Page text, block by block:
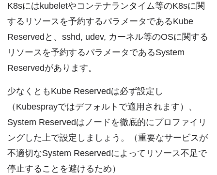
K8sにはkubeletやコンテナランタイム等のK8sに関
するリソースを予約するパラメータであるKube
Reservedと、sshd, udev, カーネル等のOSに関する
リソースを予約するパラメータであるSystem
Reservedがあります。
少なくともKube Reservedは必ず設定し
（Kubesprayではデフォルトで適用されます）、
System Reservedはノードを徹底的にプロファイリ
ングした上で設定しましょう。（重要なサービスが
不適切なSystem Reservedによってリソース不足で
停止することを避けるため）